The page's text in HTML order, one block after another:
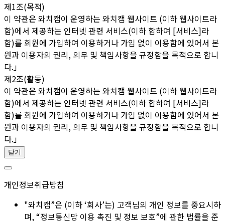
제1조(목적)
이 약관은 와치캠이 운영하는 와치캠 웹사이트 (이하 웹사이트라
함)에서 제공하는 인터넷 관련 서비스(이하 합하여 [서비스]라
함)를 회원에 가입하여 이용하거나 가입 없이 이용함에 있어서 본
원과 이용자의 권리, 의무 및 책임사항을 규정함을 목적으로 합니
다.」
제2조(활동)
이 약관은 와치캠이 운영하는 와치캠 웹사이트 (이하 웹사이트라
함)에서 제공하는 인터넷 관련 서비스(이하 합하여 [서비스]라
함)를 회원에 가입하여 이용하거나 가입 없이 이용함에 있어서 본
원과 이용자의 권리, 의무 및 책임사항을 규정함을 목적으로 합니
다.」
닫기
개인정보취급방침
"와치캠”은 (이하 ‘회사’는) 고객님의 개인 정보를 중요시하
며, “정보통신망 이용 촉진 및 정보 보호”에 관한 법률을 준